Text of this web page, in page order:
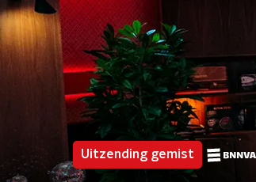
Uitzending gemist